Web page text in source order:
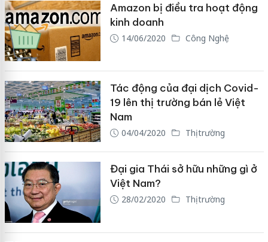
Amazon bị điều tra hoạt động
kinh doanh
14/06/2020 Công Nghệ
Tác động của đại dịch Covid-
19 lên thị trường bán lẻ Việt
Nam
04/04/2020 Thị trường
Đại gia Thái sở hữu những gì ở
Việt Nam?
28/02/2020 Thị trường